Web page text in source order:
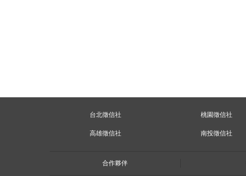
台北徵信社 桃園徵信社
高雄徵信社 南投徵信社
合作夥伴